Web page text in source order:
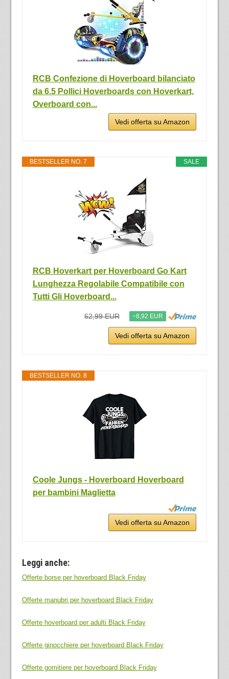
RCB Confezione di Hoverboard bilanciato
da 6.5 Pollici Hoverboards con Hoverkart,
Overboard con...
Vedi offerta su Amazon
SALE
BESTSELLER NO. 7
RCB Hoverkart per Hoverboard Go Kart
Lunghezza Regolabile Compatibile con
Tutti Gli Hoverboard...
62,99 EUR −8,92 EUR
Vedi offerta su Amazon
BESTSELLER NO. 8
Coole Jungs - Hoverboard Hoverboard
per bambini Maglietta
Vedi offerta su Amazon
Leggi anche:
Offerte borse per hoverboard Black Friday
Offerte manubri per hoverboard Black Friday
Offerte hoverboard per adulti Black Friday
Offerte ginocchiere per hoverboard Black Friday
Offerte gomitiere per hoverboard Black Friday